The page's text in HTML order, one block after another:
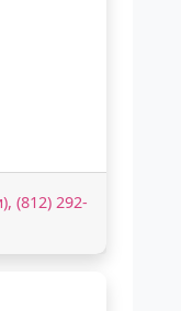
(812) 292-